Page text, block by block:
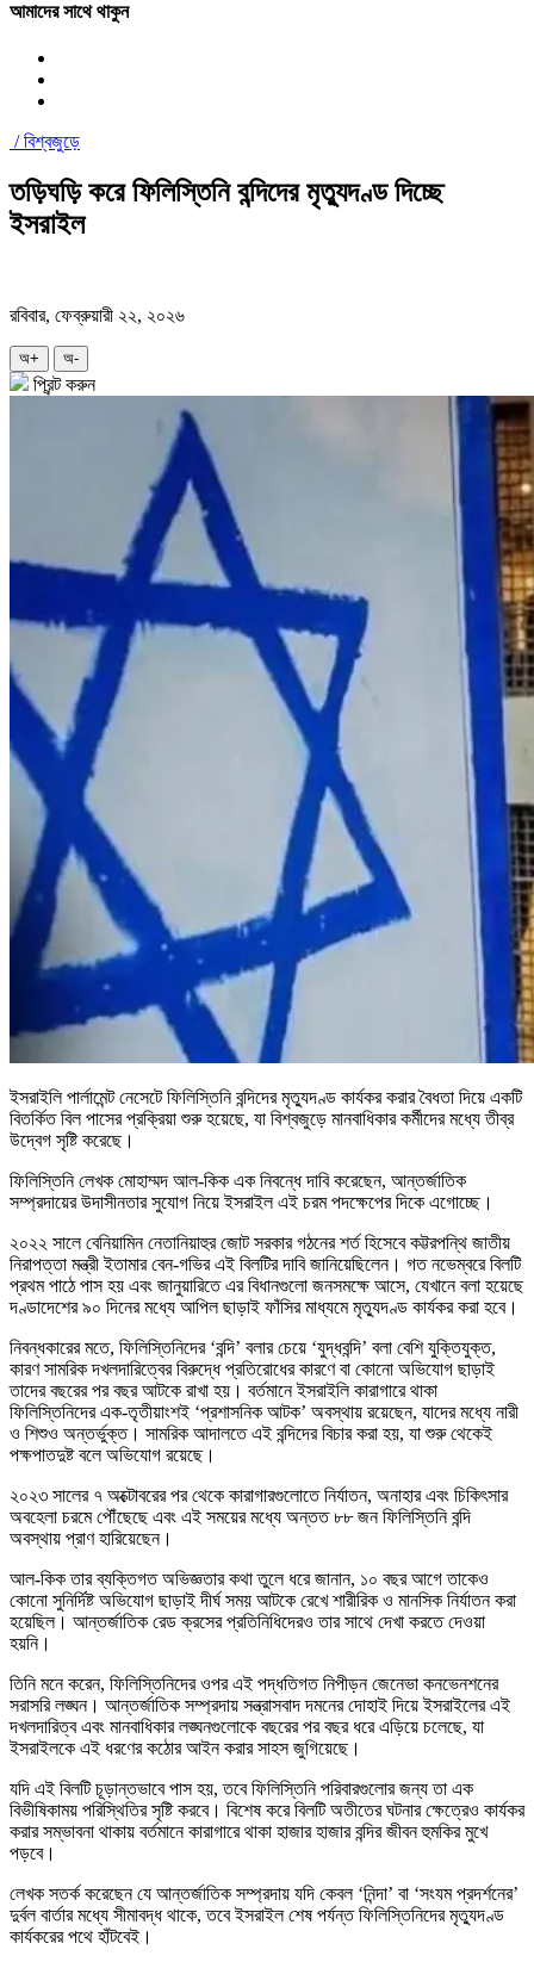
আমাদের সাথে থাকুন
/বিশ্বজুড়ে
তড়িঘড়ি করে ফিলিস্তিনি বন্দিদের মৃত্যুদণ্ড দিচ্ছে
ইসরাইল
রবিবার, ফেব্রুয়ারী ২২, ২০২৬
অ+ অ-
প্রিন্ট করুন
ইসরাইলি পার্লামেন্ট নেসেটে ফিলিস্তিনি বন্দিদের মৃত্যুদণ্ড কার্যকর করার বৈধতা দিয়ে একটি
বিতর্কিত বিল পাসের প্রক্রিয়া শুরু হয়েছে, যা বিশ্বজুড়ে মানবাধিকার কর্মীদের মধ্যে তীব্র
উদ্বেগ সৃষ্টি করেছে।
ফিলিস্তিনি লেখক মোহাম্মদ আল-কিক এক নিবন্ধে দাবি করেছেন, আন্তর্জাতিক
সম্প্রদায়ের উদাসীনতার সুযোগ নিয়ে ইসরাইল এই চরম পদক্ষেপের দিকে এগোচ্ছে।
২০২২ সালে বেনিয়ামিন নেতানিয়াহুর জোট সরকার গঠনের শর্ত হিসেবে কট্টরপন্থি জাতীয়
নিরাপত্তা মন্ত্রী ইতামার বেন-গভির এই বিলটির দাবি জানিয়েছিলেন। গত নভেম্বরে বিলটি
প্রথম পাঠে পাস হয় এবং জানুয়ারিতে এর বিধানগুলো জনসমক্ষে আসে, যেখানে বলা হয়েছে
দণ্ডাদেশের ৯০ দিনের মধ্যে আপিল ছাড়াই ফাঁসির মাধ্যমে মৃত্যুদণ্ড কার্যকর করা হবে।
নিবন্ধকারের মতে, ফিলিস্তিনিদের ‘বন্দি’ বলার চেয়ে ‘যুদ্ধবন্দি’ বলা বেশি যুক্তিযুক্ত,
কারণ সামরিক দখলদারিত্বের বিরুদ্ধে প্রতিরোধের কারণে বা কোনো অভিযোগ ছাড়াই
তাদের বছরের পর বছর আটকে রাখা হয়। বর্তমানে ইসরাইলি কারাগারে থাকা
ফিলিস্তিনিদের এক-তৃতীয়াংশই ‘প্রশাসনিক আটক’ অবস্থায় রয়েছেন, যাদের মধ্যে নারী
ও শিশুও অন্তর্ভুক্ত। সামরিক আদালতে এই বন্দিদের বিচার করা হয়, যা শুরু থেকেই
পক্ষপাতদুষ্ট বলে অভিযোগ রয়েছে।
২০২৩ সালের ৭ অক্টোবরের পর থেকে কারাগারগুলোতে নির্যাতন, অনাহার এবং চিকিৎসার
অবহেলা চরমে পৌঁছেছে এবং এই সময়ের মধ্যে অন্তত ৮৮ জন ফিলিস্তিনি বন্দি
অবস্থায় প্রাণ হারিয়েছেন।
আল-কিক তার ব্যক্তিগত অভিজ্ঞতার কথা তুলে ধরে জানান, ১০ বছর আগে তাকেও
কোনো সুনির্দিষ্ট অভিযোগ ছাড়াই দীর্ঘ সময় আটকে রেখে শারীরিক ও মানসিক নির্যাতন করা
হয়েছিল। আন্তর্জাতিক রেড ক্রসের প্রতিনিধিদেরও তার সাথে দেখা করতে দেওয়া
হয়নি।
তিনি মনে করেন, ফিলিস্তিনিদের ওপর এই পদ্ধতিগত নিপীড়ন জেনেভা কনভেনশনের
সরাসরি লঙ্ঘন। আন্তর্জাতিক সম্প্রদায় সন্ত্রাসবাদ দমনের দোহাই দিয়ে ইসরাইলের এই
দখলদারিত্ব এবং মানবাধিকার লঙ্ঘনগুলোকে বছরের পর বছর ধরে এড়িয়ে চলেছে, যা
ইসরাইলকে এই ধরণের কঠোর আইন করার সাহস জুগিয়েছে।
যদি এই বিলটি চূড়ান্তভাবে পাস হয়, তবে ফিলিস্তিনি পরিবারগুলোর জন্য তা এক
বিভীষিকাময় পরিস্থিতির সৃষ্টি করবে। বিশেষ করে বিলটি অতীতের ঘটনার ক্ষেত্রেও কার্যকর
করার সম্ভাবনা থাকায় বর্তমানে কারাগারে থাকা হাজার হাজার বন্দির জীবন হুমকির মুখে
পড়বে।
লেখক সতর্ক করেছেন যে আন্তর্জাতিক সম্প্রদায় যদি কেবল ‘নিন্দা’ বা ‘সংযম প্রদর্শনের’
দুর্বল বার্তার মধ্যে সীমাবদ্ধ থাকে, তবে ইসরাইল শেষ পর্যন্ত ফিলিস্তিনিদের মৃত্যুদণ্ড
কার্যকরের পথে হাঁটবেই।